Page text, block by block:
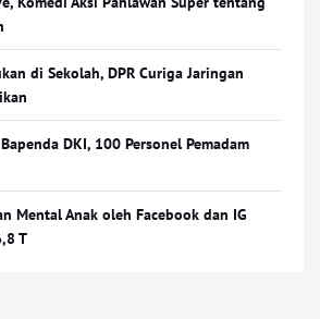
di Sekolah, DPR Curiga Jaringan
DKI, 100 Personel Pemadam
Mental Anak oleh Facebook dan IG
T